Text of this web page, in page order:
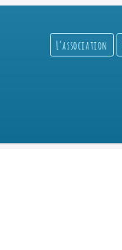
L’association